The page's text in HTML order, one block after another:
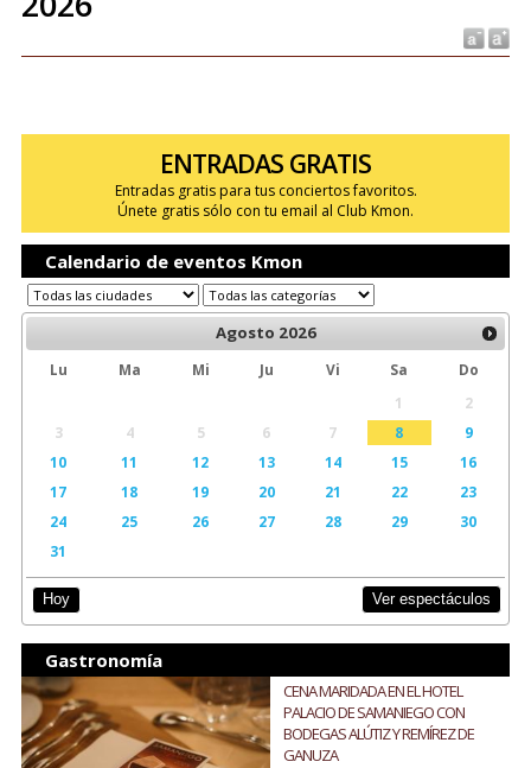
ENTRADAS GRATIS
Entradas gratis para tus conciertos favoritos.
Únete gratis sólo con tu email al Club Kmon.
Calendario de eventos Kmon
Agosto 2026
Lu Ma Mi Ju Vi Sa
Do
1
2
3
4 5 6 7 8
9
10
11 12 13 14 15
16
17
18 19 20 21 22
23
24
25 26 27 28 29
30
31
Hoy Ver espectáculos
Gastronomía
CENA MARIDADA EN EL HOTEL
PALACIO DE SAMANIEGO CON
BODEGAS ALÚTIZ Y REMÍREZ DE
GANUZA